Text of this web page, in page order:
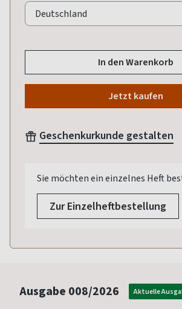
In den Warenkorb
Jetzt kaufen
Geschenkurkunde gestalten
Sie möchten ein einzelnes Heft
Zur Einzelheftbestellung
Ausgabe 008/2026 Aktuelle